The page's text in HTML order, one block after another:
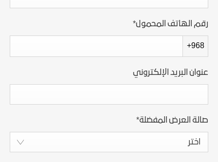
رقم الهاتف المحمول*
+968
عنوان البريد الإلكتروني
صالة العرض المفضلة*
اختر